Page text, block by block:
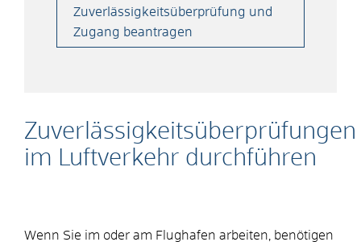
Zuverlässigkeitsüberprüfungen
im Luftverkehr durchführen
Wenn Sie im oder am Flughafen arbeiten, benötigen
Zuverlässigkeitsüberprüfung und
Zugang beantragen